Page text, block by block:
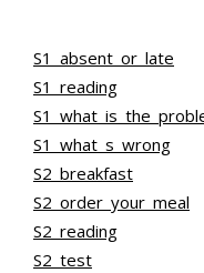
S1_absent_or_late
S1_reading
S1_what_s_wrong
S2_breakfast
S2_order_your_meal
S2_reading
S2_test